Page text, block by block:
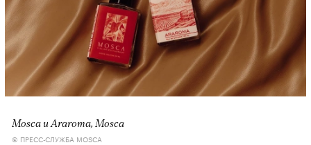
Mosca и Araroma, Mosca
© ПРЕСС-СЛУЖБА MOSCA